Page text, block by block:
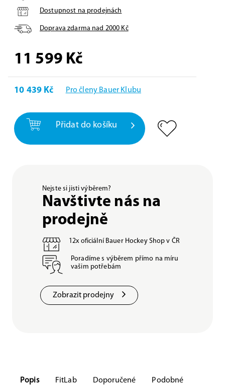
Dostupnost na prodejnách
Doprava zdarma nad 2000 Kč
11 599 Kč
10 439 Kč Pro členy Bauer Klubu
Přidat do košíku
Nejste si jisti výběrem?
Navštivte nás na
prodejně
12x oficiální Bauer Hockey Shop v ČR
Poradíme s výběrem přímo na míru
vašim potřebám
Zobrazit prodejny
Popis FitLab Doporučené Podobné